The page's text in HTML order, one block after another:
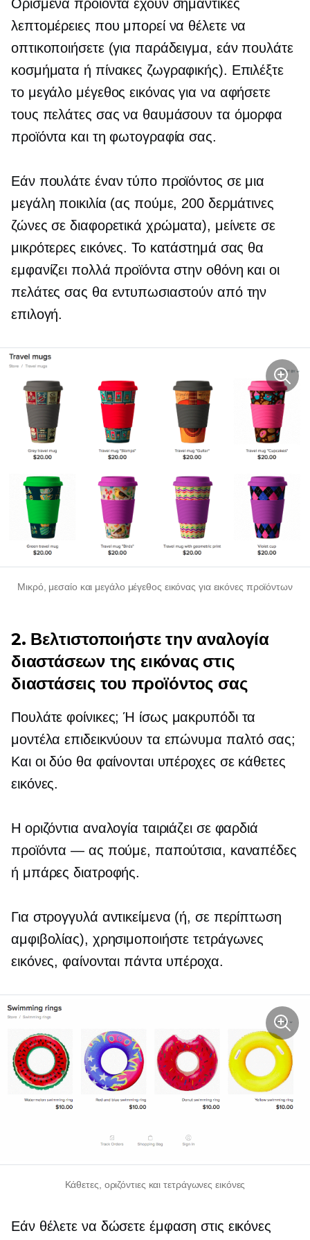
Ορισμένα προϊόντα έχουν σημαντικές
λεπτομέρειες που μπορεί να θέλετε να
οπτικοποιήσετε (για παράδειγμα, εάν πουλάτε
κοσμήματα ή πίνακες ζωγραφικής). Επιλέξτε
το μεγάλο μέγεθος εικόνας για να αφήσετε
τους πελάτες σας να θαυμάσουν τα όμορφα
προϊόντα και τη φωτογραφία σας.
Εάν πουλάτε έναν τύπο προϊόντος σε μια
μεγάλη ποικιλία (ας πούμε, 200 δερμάτινες
ζώνες σε διαφορετικά χρώματα), μείνετε σε
μικρότερες εικόνες. Το κατάστημά σας θα
εμφανίζει πολλά προϊόντα στην οθόνη και οι
πελάτες σας θα εντυπωσιαστούν από την
επιλογή.
Μικρό, μεσαίο και μεγάλο μέγεθος εικόνας για εικόνες προϊόντων
2. Βελτιστοποιήστε την αναλογία
διαστάσεων της εικόνας στις
διαστάσεις του προϊόντος σας
Πουλάτε φοίνικες; Ή ίσως μακρυπόδιτα
μοντέλα επιδεικνύουν τα επώνυμα παλτό σας;
Και οι δύο θα φαίνονται υπέροχες σε κάθετες
εικόνες.
Η οριζόντια αναλογία ταιριάζει σε φαρδιά
προϊόντα — ας πούμε, παπούτσια, καναπέδες
ή μπάρες διατροφής.
Για στρογγυλά αντικείμενα (ή, σε περίπτωση
αμφιβολίας), χρησιμοποιήστε τετράγωνες
εικόνες, φαίνονται πάντα υπέροχα.
Κάθετες, οριζόντιες και τετράγωνες εικόνες
Εάν θέλετε να δώσετε έμφαση στις εικόνες